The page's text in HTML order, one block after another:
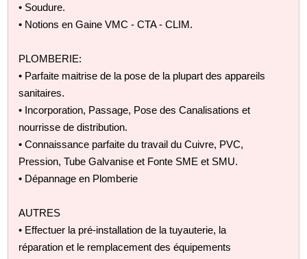
• Soudure.
• Notions en Gaine VMC - CTA - CLIM.
PLOMBERIE:
• Parfaite maitrise de la pose de la plupart des appareils
sanitaires.
• Incorporation, Passage, Pose des Canalisations et
nourrisse de distribution.
• Connaissance parfaite du travail du Cuivre, PVC,
Pression, Tube Galvanise et Fonte SME et SMU.
• Dépannage en Plomberie
AUTRES
• Effectuer la pré-installation de la tuyauterie, la
réparation et le remplacement des équipements